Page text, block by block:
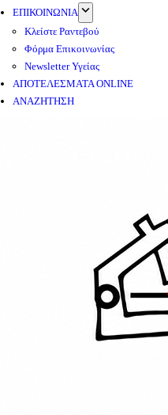
ΕΠΙΚΟΙΝΩΝΙΑ
Κλείστε Ραντεβού
Φόρμα Επικοινωνίας
Newsletter Υγείας
ΑΠΟΤΕΛΕΣΜΑΤΑ ONLINE
ΑΝΑΖΗΤΗΣΗ